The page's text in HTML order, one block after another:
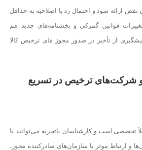
ارائه شود و احتمال رد یا اصلاحیه به حداقل
قوانین گمرکی و بخشنامه‌های جدید هم
از تأخیر در صدور مجوز های ترخیص کالا
شرکت‌های ترخیص در تسریع
تخصصی است و کارشناسان باتجربه می‌توانند با
و ارتباط موثر با سازمان‌های صادرکننده مجوز،